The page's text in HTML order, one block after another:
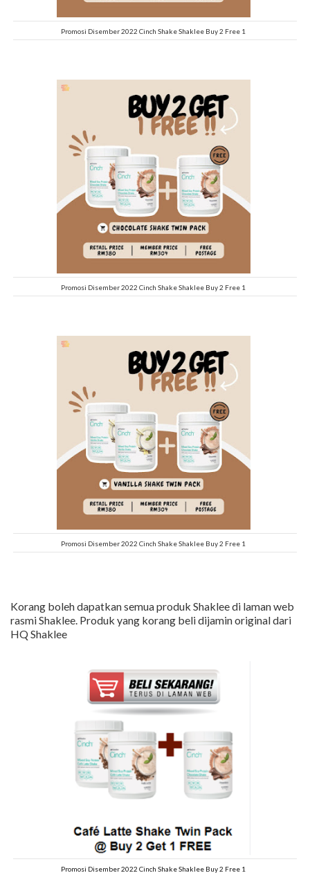
Promosi Disember 2022 Cinch Shake Shaklee Buy 2 Free 1
Promosi Disember 2022 Cinch Shake Shaklee Buy 2 Free 1
Promosi Disember 2022 Cinch Shake Shaklee Buy 2 Free 1
Korang boleh dapatkan semua produk Shaklee di laman web
rasmi Shaklee. Produk yang korang beli dijamin original dari
HQ Shaklee
Promosi Disember 2022 Cinch Shake Shaklee Buy 2 Free 1